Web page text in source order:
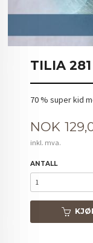
TILIA
70 % super kid
Pris
NOK
inkl. mva.
ANTALL